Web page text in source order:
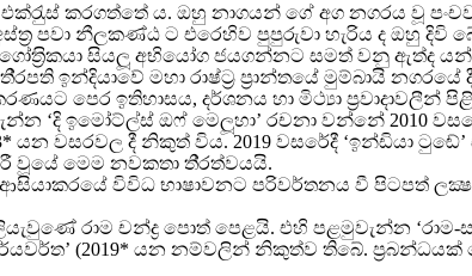
කරගත්තේ ය. ඔහු නාගයන් ගේ අග නගරය වූ
අස්ත ර පවා නීලකණ්ඨ ට එරෙහිව පුපුරුවා හැරිය ද ඔහු
ගෝතරිකයා සියලූ අභියෝග ජයගන්නට සමත් වනු ඇත්ද
රපති ඉන්දියාවේ මහා රාෂ්ට ර පරාන්තයේ මුම්බායි
පෙර ඉතිහාසය, දර්ශනය හා මිථ් යා පරවාදාවලීන්
‘දි ඉමෝට්ල්ස් ඔෆ් මෙලූහා’ රචනා වන්නේ 2010
යන වසරවල දී නිකුත් විය. 2019 වසරේදී ‘ඉන්ඩියා
වූයේ මෙම නවකතා තිරත්වයයි.
විවිධ භාෂාවනට පරිවර්තනය වී පිටපත් ලක්
රාම චන්ද් ර පොත් පෙළයි. එහි පළමුවැන්න
(2019* යන නම්වලින් නිකුත්ව තිබේ. ප